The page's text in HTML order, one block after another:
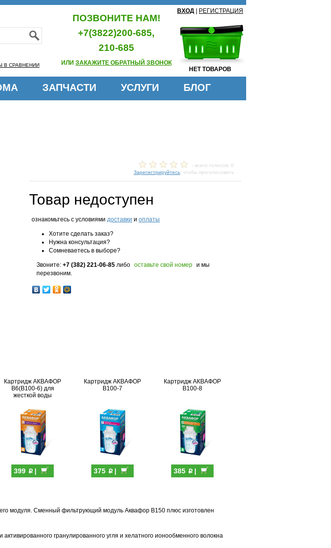
В СРАВНЕНИИ
ПОЗВОНИТЕ НАМ!
+7(3822)200-685,
210-685
ИЛИ ЗАКАЖИТЕ ОБРАТНЫЙ ЗВОНОК
ВХОД РЕГИСТРАЦИЯ
НЕТ ТОВАРОВ
ЗАПЧАСТИ УСЛУГИ БЛОГ
- всего голосов: 0
Зарегистрируйтесь , чтобы проголосовать
Товар недоступен
ознакомьтесь с условиями доставки и оплаты
Хотите сделать заказ?
Нужна консультация?
Сомневаетесь в выборе?
Звоните: +7 (382) 221-06-85 либо оставьте свой номер и мы
перезвоним.
Картридж АКВАФОР
B6(В100-6) для
жесткой воды
399 p|
Картридж АКВАФОР
В100-7
375 p|
Картридж АКВАФОР
В100-8
385 p|
модуля. Сменный фильтрующий модуль Аквафор В150 плюс изготовлен
гранулированного угля и хелатного ионообменного волокна